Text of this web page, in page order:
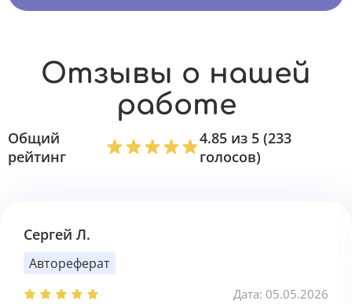
Отзывы о нашей
работе
Общий
рейтинг
4.85 из 5 (233
голосов)
Сергей Л.
Автореферат
Дата: 05.05.2026